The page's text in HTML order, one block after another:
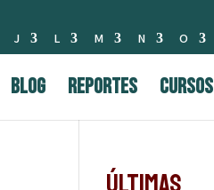
J L M N O
BLOG Reportes Cursos